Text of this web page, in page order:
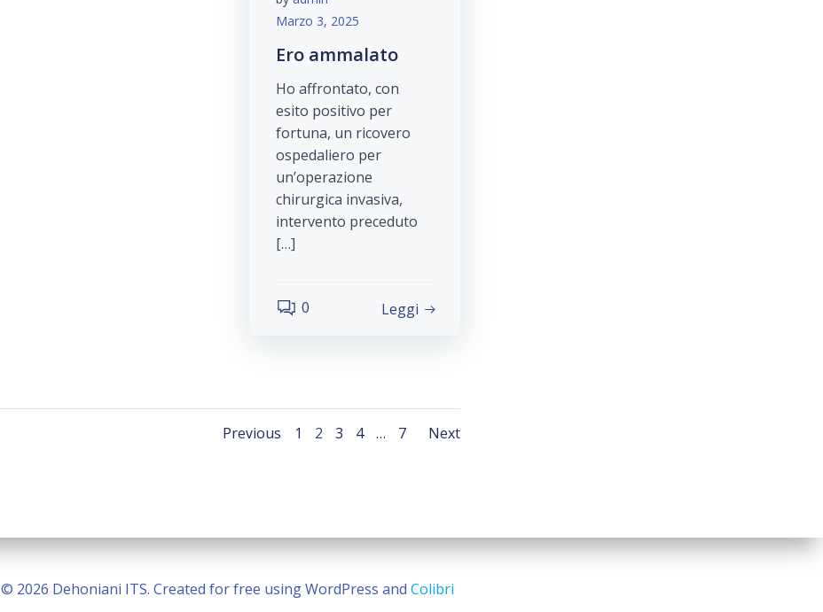
Marzo 3, 2025
Ero ammalato
Ho affrontato, con
esito positivo per
fortuna, un ricovero
ospedaliero per
un’operazione
chirurgica invasiva,
intervento preceduto
[…]
0 Leggi
Posts
Previous
Posts
Page
1 Page
2 Page
3 Page
4 … Page
7
Posts
Next
© 2026 Dehoniani ITS. Created for free using WordPress and Colibri